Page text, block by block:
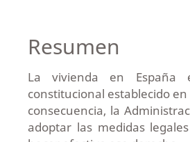
Resumen
La vivienda en España
constitucional establecido en
consecuencia, la
adoptar las medidas